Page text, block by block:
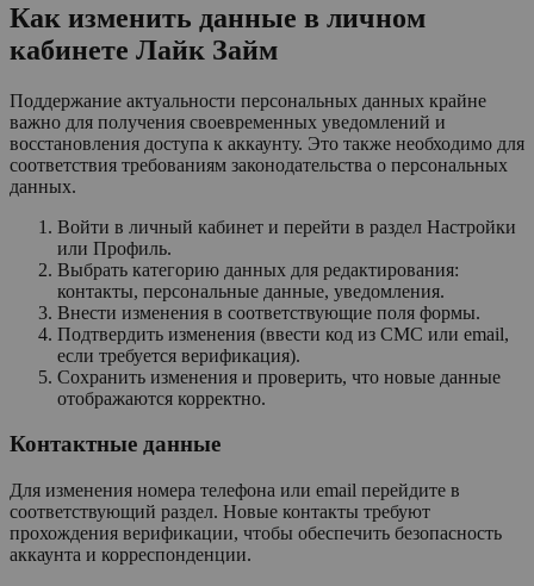
Как изменить данные в личном
кабинете Лайк Займ
Поддержание актуальности персональных данных крайне
важно для получения своевременных уведомлений и
восстановления доступа к аккаунту. Это также необходимо для
соответствия требованиям законодательства о персональных
данных.
Войти в личный кабинет и перейти в раздел Настройки
или Профиль.
Выбрать категорию данных для редактирования:
контакты, персональные данные, уведомления.
Внести изменения в соответствующие поля формы.
Подтвердить изменения (ввести код из СМС или email,
если требуется верификация).
Сохранить изменения и проверить, что новые данные
отображаются корректно.
Контактные данные
Для изменения номера телефона или email перейдите в
соответствующий раздел. Новые контакты требуют
прохождения верификации, чтобы обеспечить безопасность
аккаунта и корреспонденции.